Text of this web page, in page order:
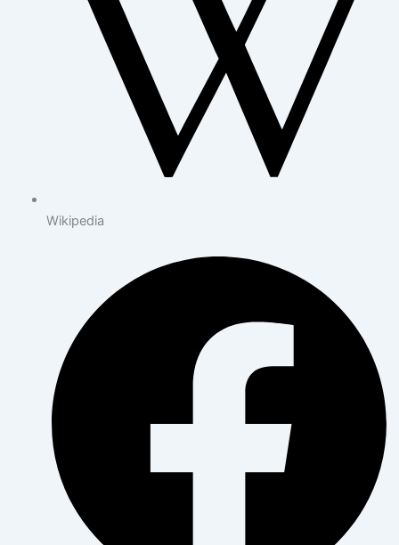
Wikipedia